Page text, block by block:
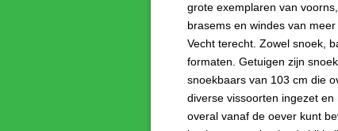
grote exemplaren van
brasems en windes van
Vecht terecht. Zowel snoek,
formaten. Getuigen zijn
snoekbaars van 103 cm die
diverse vissoorten ingezet
overal vanaf de oever kunt